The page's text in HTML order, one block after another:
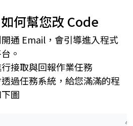
何幫您改 Code
通 Email，會引導進入程式
。
接取與回報作業任務
過任務系統，給您滿滿的程
圖